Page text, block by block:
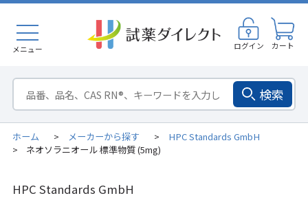
メニュー ログイン カート
検索
ホーム > メーカーから探す > HPC Standards GmbH
> ネオソラニオール 標準物質 (5mg)
HPC Standards GmbH